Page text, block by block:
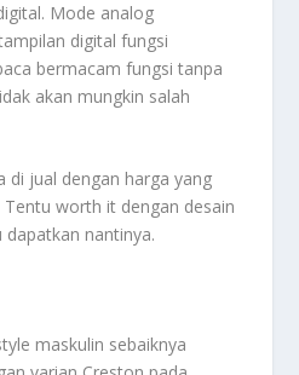
Mode analog
digital fungsi
bermacam fungsi tanpa
akan mungkin salah
di jual dengan harga yang
worth it dengan desain
nantinya.
maskulin sebaiknya